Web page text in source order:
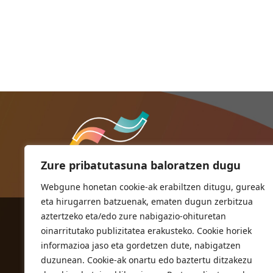
Zure pribatutasuna baloratzen dugu
Webgune honetan cookie-ak erabiltzen ditugu, gureak
eta hirugarren batzuenak, ematen dugun zerbitzua
aztertzeko eta/edo zure nabigazio-ohituretan
oinarritutako publizitatea erakusteko. Cookie horiek
informazioa jaso eta gordetzen dute, nabigatzen
duzunean. Cookie-ak onartu edo baztertu ditzakezu
ORIOKO UDALA
Herriko plaza,1
20810 Orio (Gipuzkoa)
T. 943 83 03 46